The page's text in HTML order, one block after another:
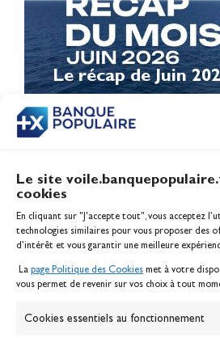
Le site
cookies
En cliquant sur "J'accepte tout", vous acceptez
technologies similaires pour vous proposer des
d’intérêt et vous garantir une meilleure
La page Politique des Cookies met à votre
vous permet de revenir sur vos choix à tout
Cookies essentiels au fonctionnement
Le récap de Juin
Inscription serveur média
Contact
Politique des cookies
Banque de la voile